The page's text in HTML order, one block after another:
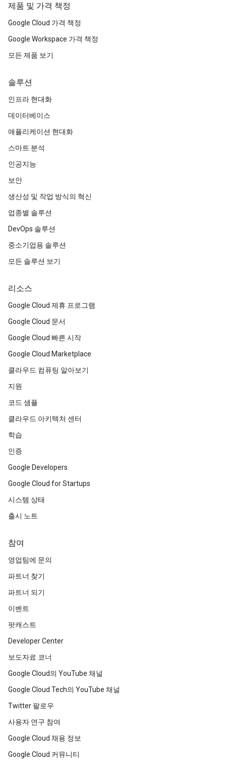
제품 및 가격 책정
Google Cloud 가격 책정
Google Workspace 가격 책정
모든 제품 보기
솔루션
인프라 현대화
데이터베이스
애플리케이션 현대화
스마트 분석
인공지능
보안
생산성 및 작업 방식의 혁신
업종별 솔루션
DevOps 솔루션
중소기업용 솔루션
모든 솔루션 보기
리소스
Google Cloud 제휴 프로그램
Google Cloud 문서
Google Cloud 빠른 시작
Google Cloud Marketplace
클라우드 컴퓨팅 알아보기
지원
코드 샘플
클라우드 아키텍처 센터
학습
인증
Google Developers
Google Cloud for Startups
시스템 상태
출시 노트
참여
영업팀에 문의
파트너 찾기
파트너 되기
이벤트
팟캐스트
Developer Center
보도자료 코너
Google Cloud의 YouTube 채널
Google Cloud Tech의 YouTube 채널
Twitter 팔로우
사용자 연구 참여
Google Cloud 채용 정보
Google Cloud 커뮤니티